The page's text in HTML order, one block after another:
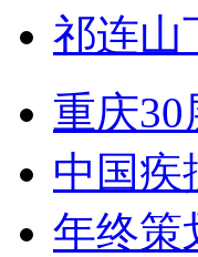
祁连山
重庆
中国疾
年终策